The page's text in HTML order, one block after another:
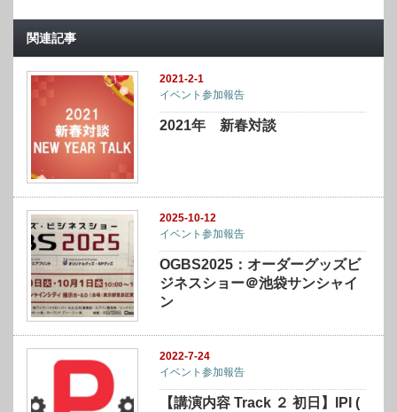
関連記事
2021-2-1
イベント参加報告
2021年 新春対談
2025-10-12
イベント参加報告
OGBS2025：オーダーグッズビ
ジネスショー＠池袋サンシャイ
ン
2022-7-24
イベント参加報告
【講演内容 Track ２ 初日】IPI (